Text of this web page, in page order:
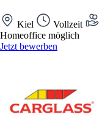
Kiel Vollzeit
Homeoffice möglich
Jetzt bewerben